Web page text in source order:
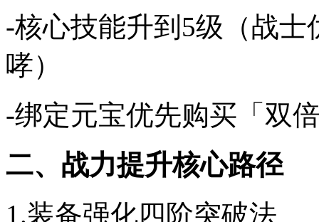
-核心技能升到5级（战
哮）
-绑定元宝优先购买「双
二、战力提升核心路径
1.装备强化四阶突破法